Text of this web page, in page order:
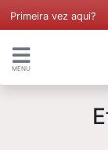
Primeira vez aqui?
MENU